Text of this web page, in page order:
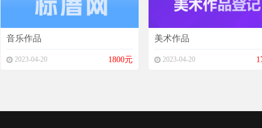
音乐作品
2023-04-20 1800元
美术作品
2023-04-20